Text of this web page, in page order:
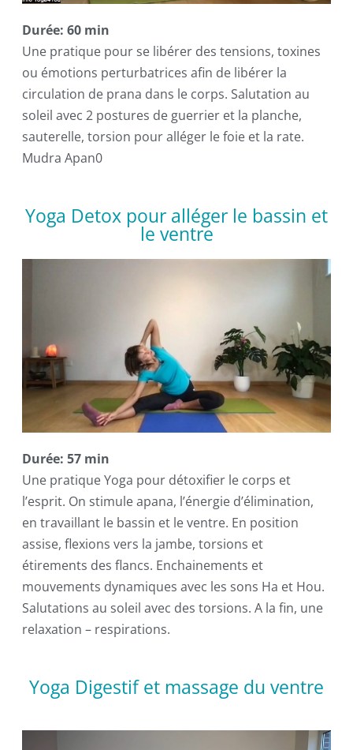
Durée: 60 min
Une pratique pour se libérer des tensions, toxines
ou émotions perturbatrices afin de libérer la
circulation de prana dans le corps. Salutation au
soleil avec 2 postures de guerrier et la planche,
sauterelle, torsion pour alléger le foie et la rate.
Mudra Apan0
Yoga Detox pour alléger le bassin et
le ventre
Durée: 57 min
Une pratique Yoga pour détoxifier le corps et
l’esprit. On stimule apana, l’énergie d’élimination,
en travaillant le bassin et le ventre. En position
assise, flexions vers la jambe, torsions et
étirements des flancs. Enchainements et
mouvements dynamiques avec les sons Ha et Hou.
Salutations au soleil avec des torsions. A la fin, une
relaxation – respirations.
Yoga Digestif et massage du ventre